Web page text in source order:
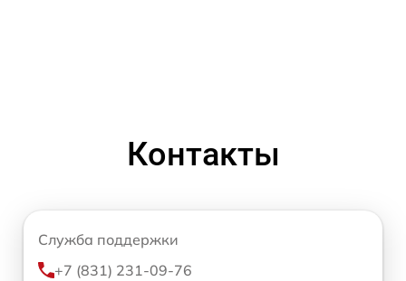
Контакты
Служба поддержки
+7 (831) 231-09-76